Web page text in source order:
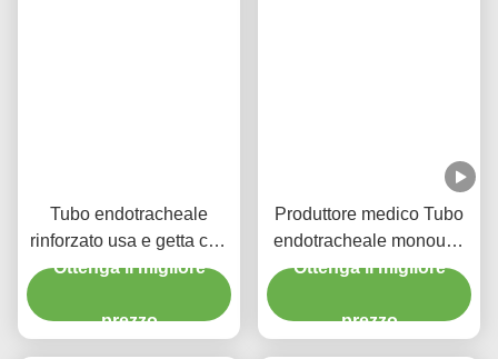
Tubo endotracheale
rinforzato usa e getta con
porta di aspirazione per la
Ottenga il migliore
prezzo
Produttore medico Tubo
endotracheale monouso
rinforzato DEHP libero
Ottenga il migliore
prezzo